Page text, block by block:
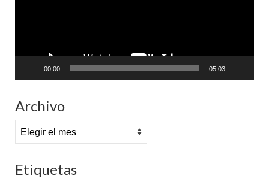
00:00 05:03
Archivo
Etiquetas